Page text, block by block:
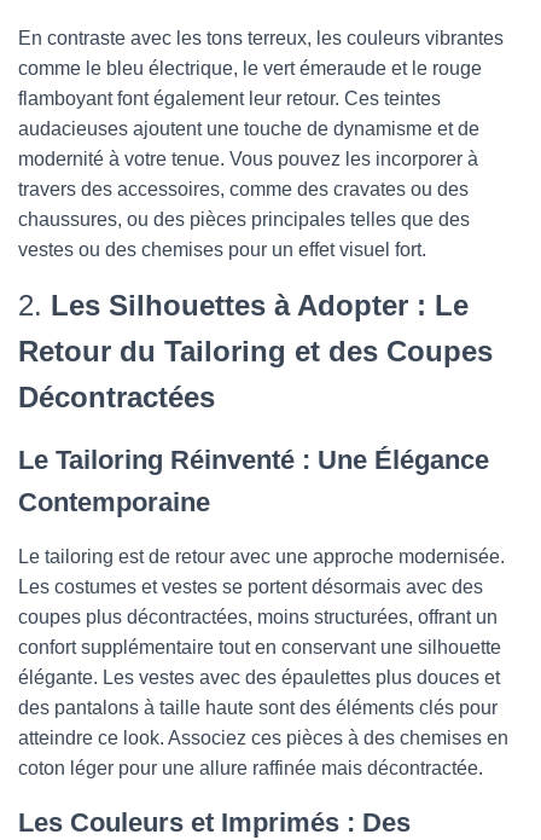
En contraste avec les tons terreux, les couleurs vibrantes
comme le bleu électrique, le vert émeraude et le rouge
flamboyant font également leur retour. Ces teintes
audacieuses ajoutent une touche de dynamisme et de
modernité à votre tenue. Vous pouvez les incorporer à
travers des accessoires, comme des cravates ou des
chaussures, ou des pièces principales telles que des
vestes ou des chemises pour un effet visuel fort.
2. Les Silhouettes à Adopter : Le
Retour du Tailoring et des Coupes
Décontractées
Le Tailoring Réinventé : Une Élégance
Contemporaine
Le tailoring est de retour avec une approche modernisée.
Les costumes et vestes se portent désormais avec des
coupes plus décontractées, moins structurées, offrant un
confort supplémentaire tout en conservant une silhouette
élégante. Les vestes avec des épaulettes plus douces et
des pantalons à taille haute sont des éléments clés pour
atteindre ce look. Associez ces pièces à des chemises en
coton léger pour une allure raffinée mais décontractée.
Les Couleurs et Imprimés : Des